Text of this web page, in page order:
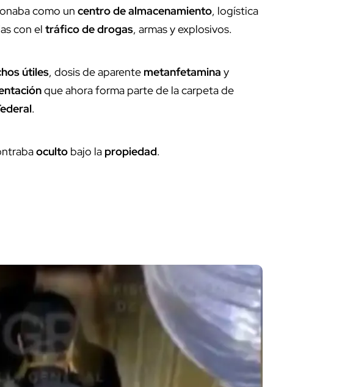
como un centro de almacenamiento, logística
con el tráfico de drogas, armas y explosivos.
útiles, dosis de aparente metanfetamina y
que ahora forma parte de la carpeta de
.
oculto bajo la propiedad.